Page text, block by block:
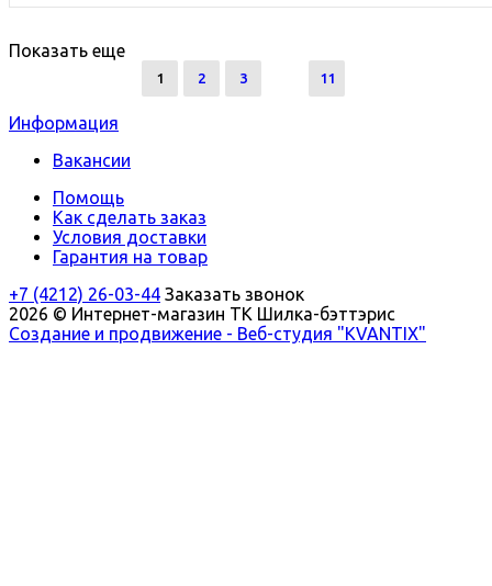
Показать еще
1 2 3 11
Информация
Вакансии
Помощь
Как сделать заказ
Условия доставки
Гарантия на товар
+7 (4212) 26-03-44 Заказать звонок
2026 © Интернет-магазин ТК Шилка-бэттэрис
Создание и продвижение - Веб-студия "KVANTIX"